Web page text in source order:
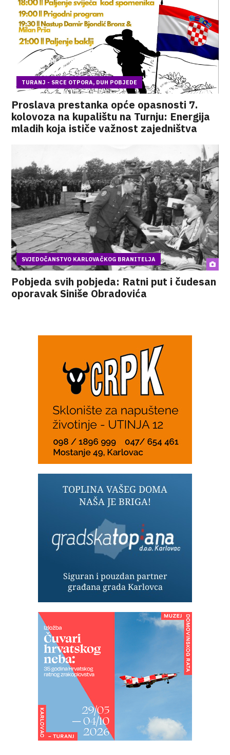
TURANJ - SRCE OTPORA, DUH POBJEDE
Proslava prestanka opće opasnosti 7.
kolovoza na kupalištu na Turnju: Energija
mladih koja ističe važnost zajedništva
SVJEDOČANSTVO KARLOVAČKOG BRANITELJA
Pobjeda svih pobjeda: Ratni put i čudesan
oporavak Siniše Obradovića